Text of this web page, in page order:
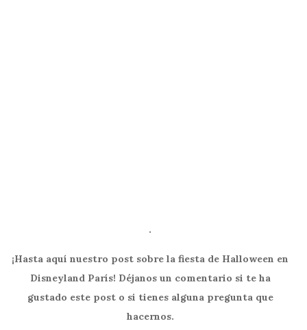
.
¡Hasta aquí nuestro post sobre la fiesta de Halloween en
Disneyland París! Déjanos un comentario si te ha
gustado este post o si tienes alguna pregunta que
hacernos.